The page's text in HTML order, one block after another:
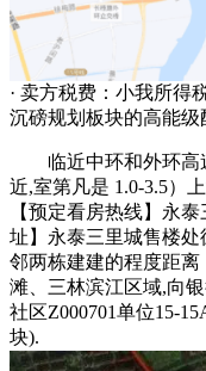
· 卖方税费：小我所得
沉磅规划板块的高能级
临近中环和外环高
近,室第凡是 1.0-3.5）
【预定看房热线】永
址】永泰三里城售楼处
邻两栋建建的程度距离
滩、三林滨江区域,向
社区Z000701单位15-
块).